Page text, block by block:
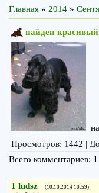
Главная » 2014 »
найден
Просмотров: 1442 |
Всего комментариев: 1
1 ludsz (10.10.2014 10:59)